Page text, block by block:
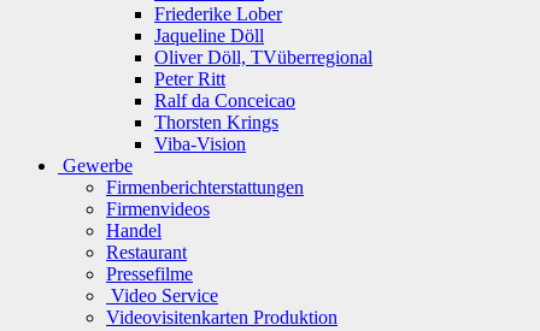
Friederike Lober
Jaqueline Döll
Oliver Döll, TVüberregional
Peter Ritt
Ralf da Conceicao
Thorsten Krings
Viba-Vision
Gewerbe
Firmenberichterstattungen
Firmenvideos
Handel
Restaurant
Pressefilme
Video Service
Videovisitenkarten Produktion